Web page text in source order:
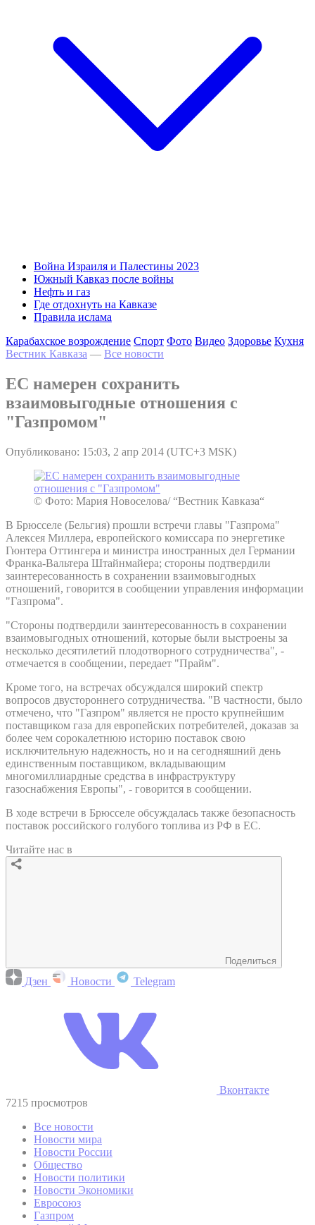
Война Израиля и Палестины 2023
Южный Кавказ после войны
Нефть и газ
Где отдохнуть на Кавказе
Правила ислама
Карабахское возрождение Спорт Фото Видео Здоровье Кухня
Вестник Кавказа — Все новости
ЕС намерен сохранить
взаимовыгодные отношения с
"Газпромом"
Опубликовано: 15:03, 2 апр 2014 (UTC+3 MSK)
© Фото: Мария Новоселова/ “Вестник Кавказа“
В Брюсселе (Бельгия) прошли встречи главы "Газпрома"
Алексея Миллера, европейского комиссара по энергетике
Гюнтера Оттингера и министра иностранных дел Германии
Франка-Вальтера Штайнмайера; стороны подтвердили
заинтересованность в сохранении взаимовыгодных
отношений, говорится в сообщении управления информации
"Газпрома".
"Стороны подтвердили заинтересованность в сохранении
взаимовыгодных отношений, которые были выстроены за
несколько десятилетий плодотворного сотрудничества", -
отмечается в сообщении, передает "Прайм".
Кроме того, на встречах обсуждался широкий спектр
вопросов двустороннего сотрудничества. "В частности, было
отмечено, что "Газпром" является не просто крупнейшим
поставщиком газа для европейских потребителей, доказав за
более чем сорокалетнюю историю поставок свою
исключительную надежность, но и на сегодняшний день
единственным поставщиком, вкладывающим
многомиллиардные средства в инфраструктуру
газоснабжения Европы", - говорится в сообщении.
В ходе встречи в Брюсселе обсуждалась также безопасность
поставок российского голубого топлива из РФ в ЕС.
Читайте нас в
Поделиться
Дзен Новости Telegram
Вконтакте
7215 просмотров
Все новости
Новости мира
Новости России
Общество
Новости политики
Новости Экономики
Евросоюз
Газпром